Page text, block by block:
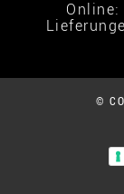
Online:
©